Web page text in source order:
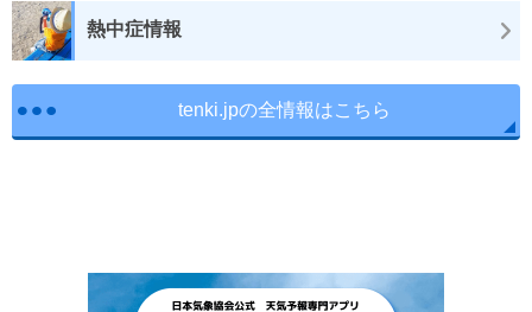
熱中症情報
tenki.jpの全情報はこちら